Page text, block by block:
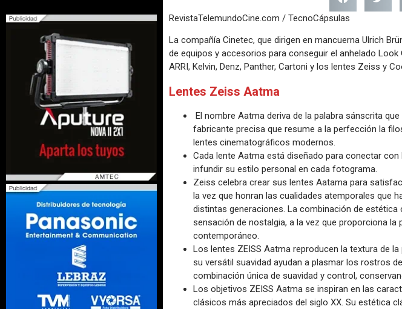
RevistaTelemundoCine.com / TecnoCápsulas
La compañía Cinetec, que dirigen en mancuerna Ulrich
de equipos y accesorios para conseguir el anhelado
ARRI, Kelvin, Denz, Panther, Cartoni y los lentes Zeiss y
Lentes Zeiss Aatma
El nombre Aatma deriva de la palabra sánscrita
fabricante precisa que resume a la perfección la
lentes cinematográficos modernos.
Cada lente Aatma está diseñado para conectar
infundir su estilo personal en cada fotograma.
Zeiss celebra crear sus lentes Aatama para
la vez que honran las cualidades atemporales que
distintas generaciones. La combinación de estética
sensación de nostalgia, a la vez que proporciona la
contemporáneo.
Los lentes ZEISS Aatma reproducen la textura de
su versátil suavidad ayudan a plasmar los rostros
combinación única de suavidad y control,
Los objetivos ZEISS Aatma se inspiran en las
clásicos más apreciados del siglo XX. Su estética